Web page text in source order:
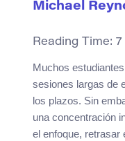
Michael
Reading Time: 7
Muchos
sesiones largas de
los plazos. Sin
una concentración
el enfoque, retrasar